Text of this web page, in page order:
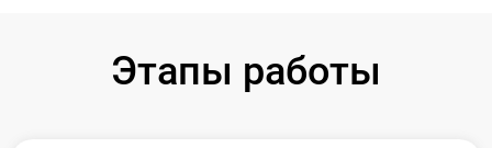
Этапы работы